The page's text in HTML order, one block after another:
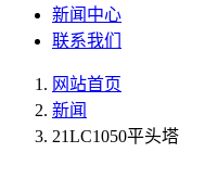
新闻中心
联系我们
网站首页
新闻
21LC1050平头塔